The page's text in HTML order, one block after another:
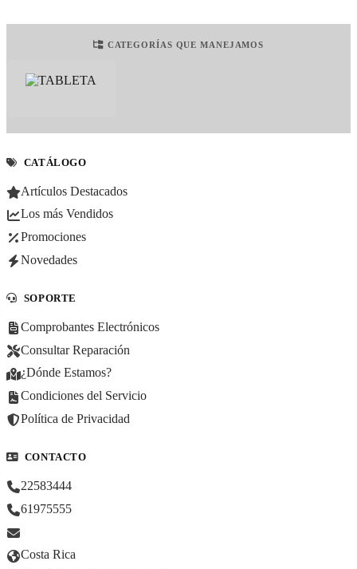
CATEGORÍAS QUE MANEJAMOS
CATÁLOGO
Artículos Destacados
Los más Vendidos
Promociones
Novedades
SOPORTE
Comprobantes Electrónicos
Consultar Reparación
¿Dónde Estamos?
Condiciones del Servicio
Política de Privacidad
CONTACTO
22583444
61975555
Costa Rica